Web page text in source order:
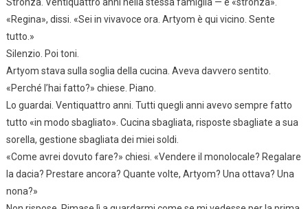
«Regina», dissi. «Sei in vivavoce ora. Artyom è qui vicino. Sente
tutto.»
Silenzio. Poi toni.
Artyom stava sulla soglia della cucina. Aveva davvero sentito.
«Perché l’hai fatto?» chiese. Piano.
Lo guardai. Ventiquattro anni. Tutti quegli anni avevo sempre fatto
tutto «in modo sbagliato». Cucina sbagliata, risposte sbagliate a sua
sorella, gestione sbagliata dei miei soldi.
«Come avrei dovuto fare?» chiesi. «Vendere il monolocale? Regalare
la dacia? Prestare ancora? Quante volte, Artyom? Una ottava? Una
nona?»